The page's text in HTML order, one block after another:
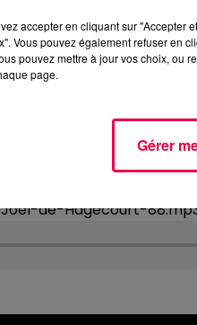
de-Hagecourt-
accepter en cliquant sur "Accepter
Vous pouvez également refuser en
pouvez mettre à jour vos choix, ou
page.
Gérer